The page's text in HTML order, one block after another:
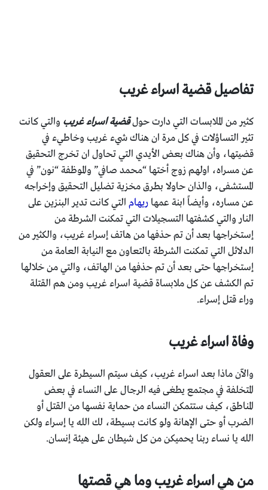
تفاصيل قضية اسراء غريب
كثير من الملابسات التي دارت حولقضية اسراء غريب والتي كانت
تثير التساؤلات في كل مرة ان هناك شيء غريب وخاطيء في
قضيتها، وأن هناك بعض الأيدي التي تحاول ان تخرج التحقيق
عن مسراه، اولهم زوج أختها “محمد صافي” والموظفة “نون” في
المستشفى، والذان حاولا بطرق مخزية تضليل التحقيق وإخراجه
عن مساره، وأيضاً ابنة عمها ريهام التي كانت تدير البنزين على
النار والتي كشفتها التسجيلات التي تمكنت الشرطة من
إستخراجها بعد أن تم حذفها من هاتف إسراء غريب، والكثير من
الدلائل التي تمكنت الشرطة بالتعاون مع النيابة العامة من
إستخراجها حتى بعد أن تم حذفها من الهاتف، والتي من خلالها
تم الكشف عن كل ملابساة قضية اسراء غريب ومن هم القتلة
وراء قتل إسراء.
وفاة اسراء غريب
والآن ماذا بعد اسراء غريب، كيف سيتم السيطرة على العقول
المتخلفة في مجتمع يطغى فيه الرجال على النساء في بعض
المناطق، كيف ستتمكن النساء من حماية نفسها من القتل أو
الضرب أو حتى الإهانة ولو كانت بسيطة، لك الله يا إسراء ولكن
الله يا نساء ربنا يحميكن من كل شيطان على هيئة إنسان.
من هي اسراء غريب وما هي قصتها